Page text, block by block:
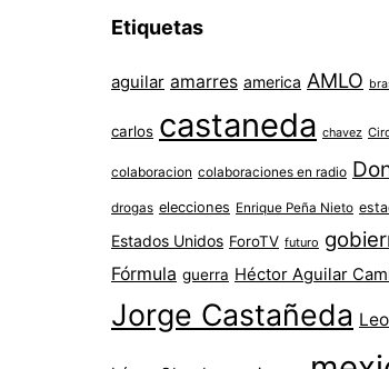
Etiquetas
aguilar amarres america AMLO
carlos castaneda chavez
colaboracion colaboraciones en radio
drogas elecciones Enrique Peña Nieto
Estados Unidos ForoTV futuro
Fórmula guerra Héctor Aguilar
Jorge Castañeda